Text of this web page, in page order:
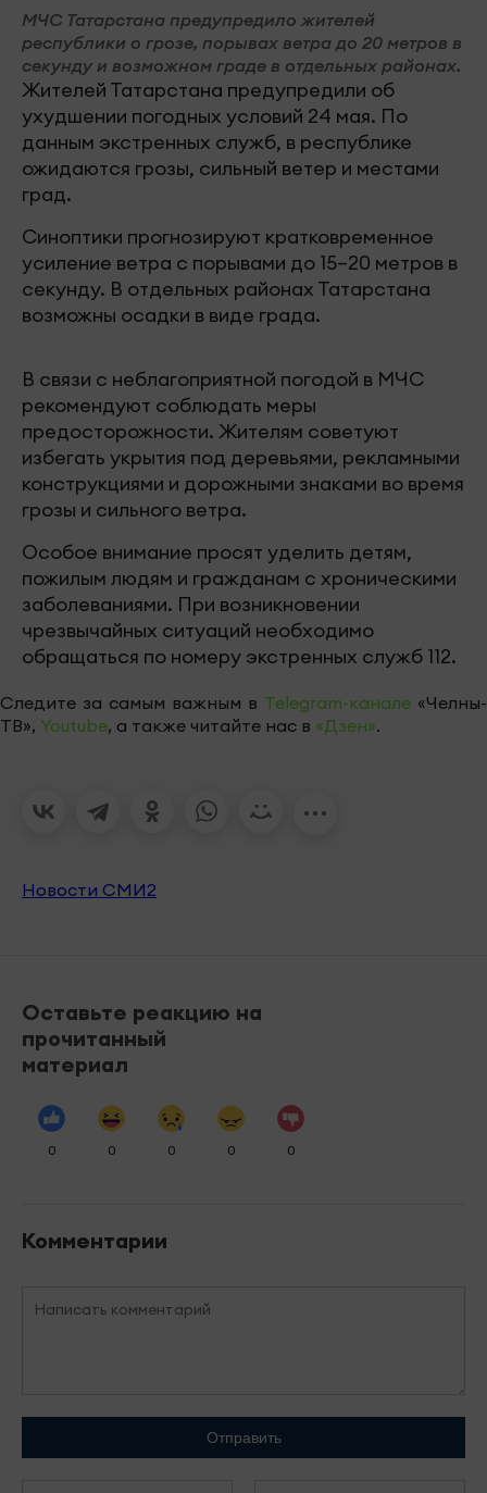
МЧС Татарстана предупредило жителей
республики о грозе, порывах ветра до 20 метров в
секунду и возможном граде в отдельных районах.
Жителей Татарстана предупредили об
ухудшении погодных условий 24 мая. По
данным экстренных служб, в республике
ожидаются грозы, сильный ветер и местами
град.
Синоптики прогнозируют кратковременное
усиление ветра с порывами до 15–20 метров в
секунду. В отдельных районах Татарстана
возможны осадки в виде града.
В связи с неблагоприятной погодой в МЧС
рекомендуют соблюдать меры
предосторожности. Жителям советуют
избегать укрытия под деревьями, рекламными
конструкциями и дорожными знаками во время
грозы и сильного ветра.
Особое внимание просят уделить детям,
пожилым людям и гражданам с хроническими
заболеваниями. При возникновении
чрезвычайных ситуаций необходимо
обращаться по номеру экстренных служб 112.
Следите за самым важным в Telegram-канале «Челны-
ТВ», Youtube, а также читайте нас в «Дзен».
Новости СМИ2
Оставьте реакцию на
прочитанный
материал
0 0 0 0 0
Комментарии
Отправить